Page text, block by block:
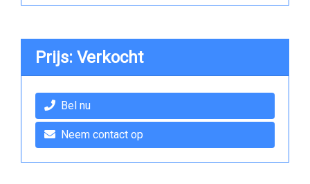
Prijs: Verkocht
Bel nu
Neem contact op